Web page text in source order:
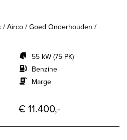
/ Airco / Goed Onderhouden /
55 kW (75 PK)
Benzine
Marge
€ 11.400,-